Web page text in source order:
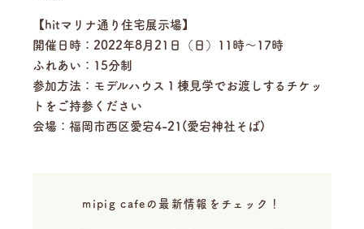
【hitマリナ通り住宅展示場】
開催日時：2022年8月21日（日）11時～17時
ふれあい：15分制
参加方法：モデルハウス１棟見学でお渡しするチケッ
トをご持参ください
会場：福岡市西区愛宕4-21(愛宕神社そば)
mipig cafeの最新情報をチェック！